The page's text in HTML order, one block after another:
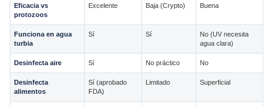
Eficacia vs
protozoos
Excelente Baja (Crypto) Buena
Funciona en agua
turbia
Sí Sí
No (UV necesita
agua clara)
Desinfecta aire Sí No práctico No
Desinfecta
alimentos
Sí (aprobado
FDA)
Limitado Superficial